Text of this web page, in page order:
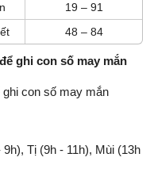
19 – 91
48 – 84
ghi con số may mắn
con số may mắn
Tị (9h - 11h), Mùi (13h